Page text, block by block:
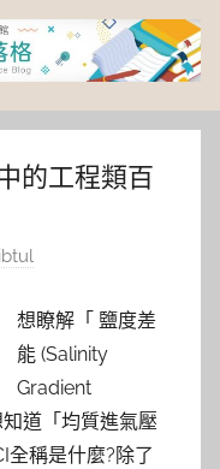
的工程類百
想瞭解「 鹽度差
能 (Salinity
Gradient
道「均質進氣壓
全稱是什麼?除了